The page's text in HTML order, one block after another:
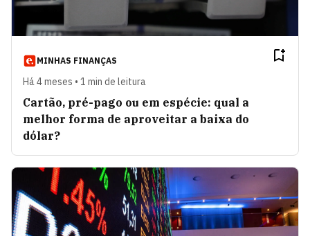
MINHAS FINANÇAS
Há 4 meses • 1 min de leitura
Cartão, pré-pago ou em espécie: qual a
melhor forma de aproveitar a baixa do
dólar?